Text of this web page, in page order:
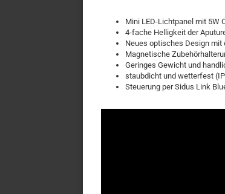
Mini LED-Lichtpanel mit 5W
4-fache Helligkeit der
Neues optisches Design mit
Magnetische
Geringes Gewicht und
staubdicht und wetterfest
Steuerung per Sidus Link